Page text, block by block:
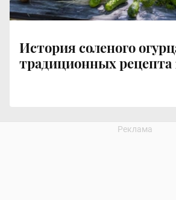
История соленого
традиционных рецепта